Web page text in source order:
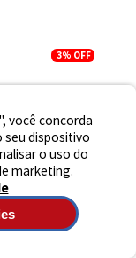
você concorda
seu dispositivo
o uso do
marketing.
3% OFF